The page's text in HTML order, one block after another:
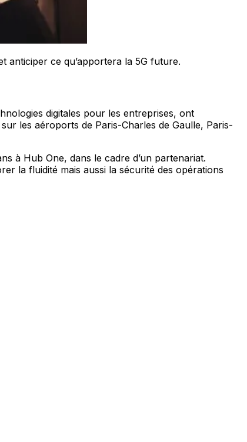
anticiper ce qu’apportera la 5G future.
digitales pour les entreprises, ont
les aéroports de Paris-Charles de Gaulle, Paris-
à Hub One, dans le cadre d’un partenariat.
la fluidité mais aussi la sécurité des opérations